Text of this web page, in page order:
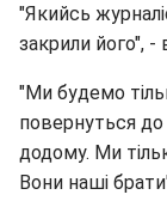
"Якийсь
закрили його", -
"Ми будемо
повернуться до
додому. Ми
Вони наші